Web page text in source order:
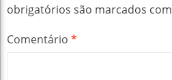
obrigatórios são marcados com
Comentário *